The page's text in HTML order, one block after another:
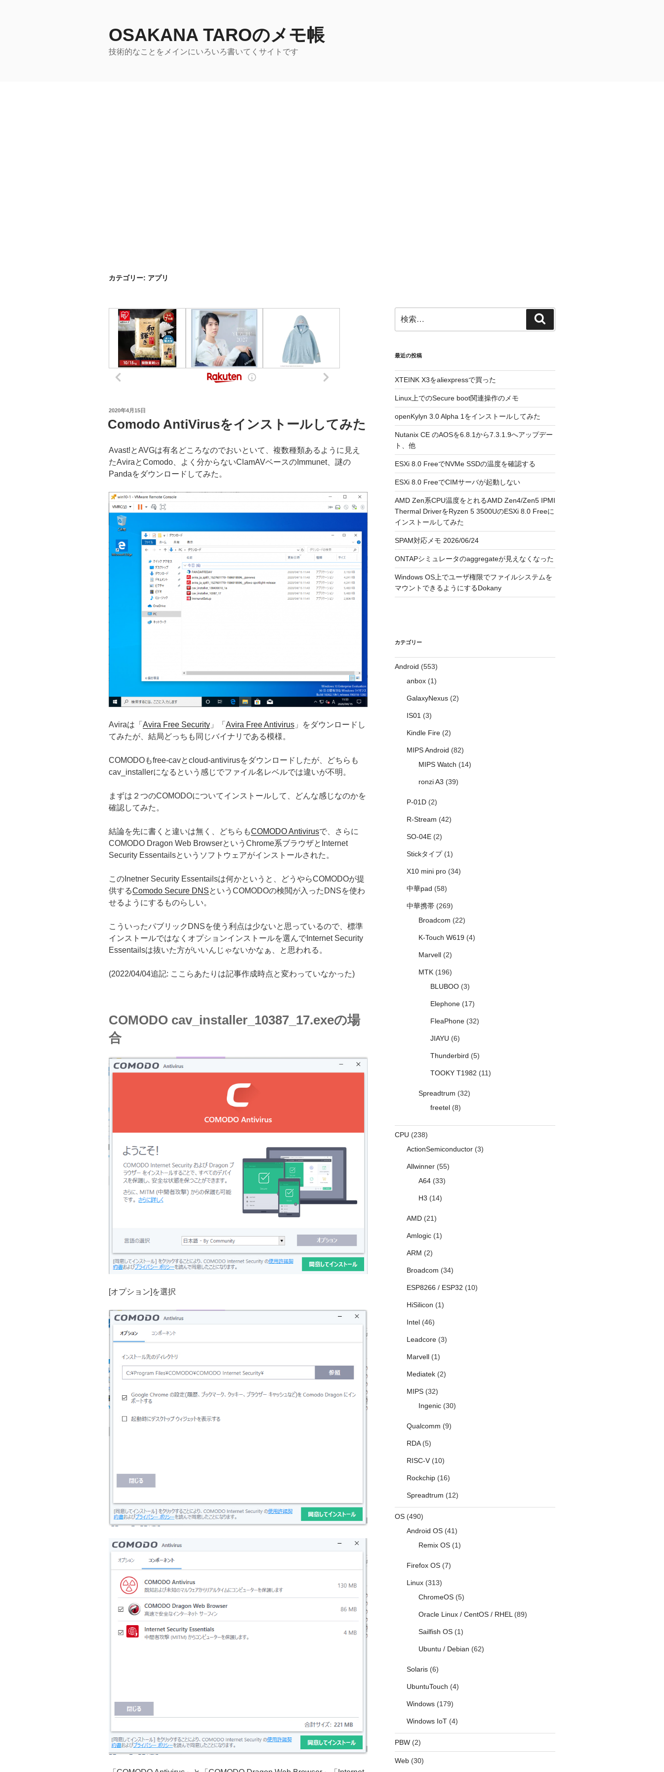
OSAKANA TAROのメモ帳
技術的なことをメインにいろいろ書いてくサイトです
カテゴリー: アプリ
投
日:
2020年4月15日
Comodo AntiVirusをインストールしてみた
Avast!とAVGは有名どころなのでおいといて、複数種類あるように見え
たAviraとComodo、よく分からないClamAVベースのImmunet、謎の
Pandaをダウンロードしてみた。
Aviraは「 Avira Free Security 」「 Avira Free Antivirus 」をダウンロードし
てみたが、結局どっちも同じバイナリである模様。
COMODOもfree-cavとcloud-antivirusをダウンロードしたが、どちらも
cav_installerになるという感じでファイル名レベルでは違いが不明。
まずは２つのCOMODOについてインストールして、どんな感じなのかを
確認してみた。
結論を先に書くと違いは無く、どちらもCOMODO Antivirusで、さらに
COMODO Dragon Web BrowserというChrome系ブラウザとInternet
Security Essentailsというソフトウェアがインストールされた。
このInetner Security Essentailsは何かというと、どうやらCOMODOが提
供するComodo Secure DNSというCOMODOの検閲が入ったDNSを使わ
せるようにするものらしい。
こういったパブリックDNSを使う利点は少ないと思っているので、標準
インストールではなくオプションインストールを選んでInternet Security
Essentailsは抜いた方がいいんじゃないかなぁ、と思われる。
(2022/04/04追記: ここらあたりは記事作成時点と変わっていなかった)
COMODO cav_installer_10387_17.exeの場
合
[オプション]を選択
索:
索
最近の投稿
XTEINK X3をaliexpressで買った
Linux上でのSecure boot関連操作のメモ
openKylyn 3.0 Alpha 1をインストールしてみた
Nutanix CE のAOSを6.8.1から7.3.1.9へアップデー
ト、他
ESXi 8.0 FreeでNVMe SSDの温度を確認する
ESXi 8.0 FreeでCIMサーバが起動しない
AMD Zen系CPU温度をとれるAMD Zen4/Zen5 IPMI
Thermal DriverをRyzen 5 3500UのESXi 8.0 Freeに
インストールしてみた
SPAM対応メモ 2026/06/24
ONTAPシミュレータのaggregateが見えなくなった
Windows OS上でユーザ権限でファイルシステムを
マウントできるようにするDokany
カテゴリー
Android (553)
anbox(1)
GalaxyNexus(2)
IS01 (3)
Kindle Fire(2)
MIPS Android (82)
MIPS Watch (14)
ronzi A3 (39)
P-01D(2)
R-Stream (42)
SO-04E(2)
Stickタイプ(1)
X10 mini pro(34)
中華pad (58)
中華携帯(269)
Broadcom (22)
K-Touch W619(4)
Marvell(2)
MTK(196)
BLUBOO(3)
Elephone(17)
FleaPhone(32)
JIAYU (6)
Thunderbird (5)
TOOKY T1982 (11)
Spreadtrum (32)
freetel(8)
CPU (238)
ActionSemiconductor(3)
Allwinner(55)
A64(33)
H3 (14)
AMD(21)
Amlogic(1)
ARM (2)
Broadcom (34)
ESP8266 / ESP32 (10)
HiSilicon (1)
Intel(46)
Leadcore(3)
Marvell(1)
Mediatek(2)
MIPS(32)
Ingenic(30)
Qualcomm (9)
RDA(5)
RISC-V(10)
Rockchip(16)
Spreadtrum (12)
OS(490)
Android OS(41)
Remix OS(1)
Firefox OS(7)
Linux(313)
ChromeOS(5)
Oracle Linux / CentOS / RHEL (89)
Sailfish OS(1)
Ubuntu / Debian (62)
Solaris(6)
UbuntuTouch (4)
Windows(179)
Windows IoT(4)
PBW(2)
Web(30)